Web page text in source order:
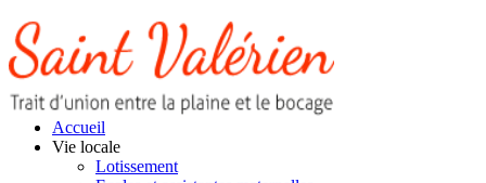
Accueil
Vie locale
Lotissement